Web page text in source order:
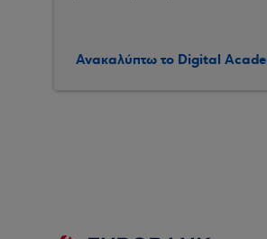
Ανακαλύπτω το Digital